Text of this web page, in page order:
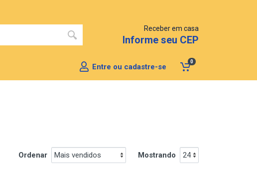
Receber em casa
Informe seu CEP
Entre ou cadastre-se
0
Ordenar Mostrando